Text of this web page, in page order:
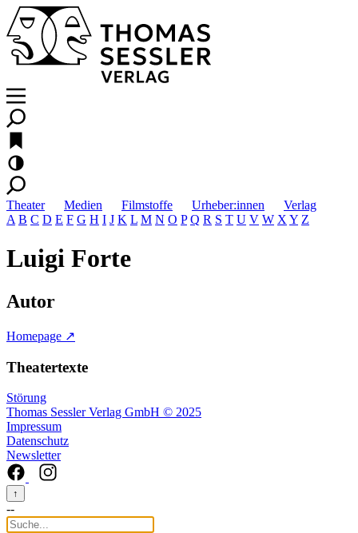
Theater Medien Filmstoffe Urheber:innen
Verlag
A B C D E F G H I J K L M N O P Q R S T U V W X Y Z
Luigi Forte
Autor
Homepage ↗
Theatertexte
Störung
Thomas Sessler Verlag GmbH © 2025
Impressum
Datenschutz
Newsletter
↑
--